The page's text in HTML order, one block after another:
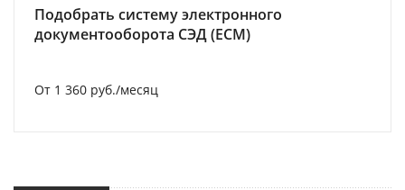
Подобрать систему электронного
документооборота СЭД (ECM)
От 1 360 руб./месяц